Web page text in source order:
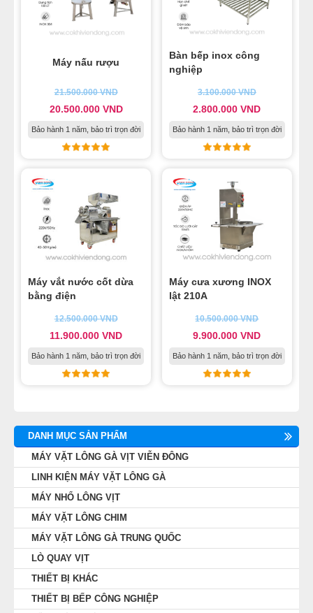
Máy nấu rượu
21.500.000VND
20.500.000 VND
Bảo hành 1 năm, bảo trì trọn đời
Bàn bếp inox công
nghiệp
3.100.000VND
2.800.000VND
Bảo hành 1 năm, bảo trì trọn đời
Máy vắt nước cốt dừa
bằng điện
12.500.000VND
11.900.000VND
Bảo hành 1 năm, bảo trì trọn đời
Máy cưa xương INOX
lật 210A
10.500.000VND
9.900.000VND
Bảo hành 1 năm, bảo trì trọn đời
DANH MỤC SẢN PHẨM
MÁY VẶT LÔNG GÀ VỊT VIỄN ĐÔNG
LINH KIỆN MÁY VẶT LÔNG GÀ
MÁY NHỔ LÔNG VỊT
MÁY VẶT LÔNG CHIM
MÁY VẶT LÔNG GÀ TRUNG QUỐC
LÒ QUAY VỊT
THIẾT BỊ KHÁC
THIẾT BỊ BẾP CÔNG NGHIỆP